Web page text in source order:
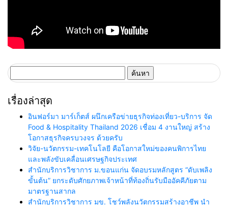
สำหรับ:
เรื่องล่าสุด
อินฟอร์มา มาร์เก็ตส์ ผนึกเครือข่ายธุรกิจท่องเที่ยว-บริการ จัด
Food & Hospitality Thailand 2026 เชื่อม 4 งานใหญ่ สร้าง
โอกาสธุรกิจครบวงจร ด้วยครับ
วิจัย-นวัตกรรม-เทคโนโลยี คือโอกาสใหม่ของคนพิการไทย
และพลังขับเคลื่อนเศรษฐกิจประเทศ
สำนักบริการวิชาการ ม.ขอนแก่น จัดอบรมหลักสูตร “ดับเพลิง
ขั้นต้น” ยกระดับศักยภาพเจ้าหน้าที่ท้องถิ่นรับมืออัคคีภัยตาม
มาตรฐานสากล
สำนักบริการวิชาการ มข. โชว์พลังนวัตกรรมสร้างอาชีพ นำ